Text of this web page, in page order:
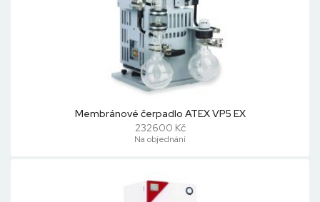
Membránové čerpadlo ATEX VP5 EX
232600 Kč
Na objednání